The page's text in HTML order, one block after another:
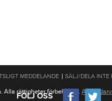
MEDDELANDE | SÄLJ/DELA
Alla rättigheter förbehållna.
FÖLJ OSS